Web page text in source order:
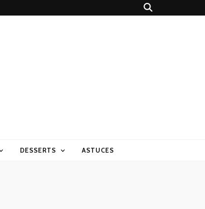
DESSERTS ASTUCES